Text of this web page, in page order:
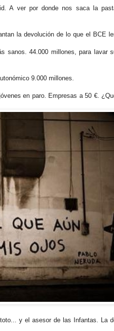
A ver por donde nos saca la
la devolución de lo que el BCE
sanos. 44.000 millones, para lavar
9.000 millones.
en paro. Empresas a 50 €.
y el asesor de las Infantas. La